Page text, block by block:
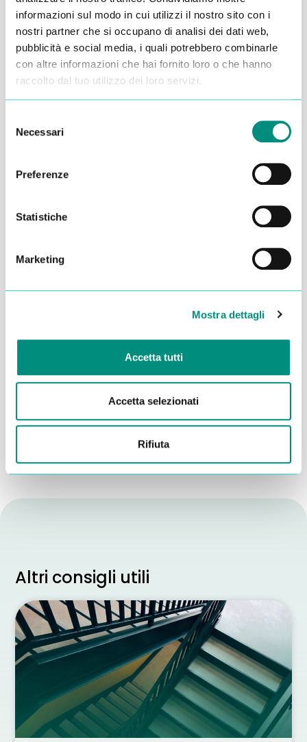
informazioni sul modo in cui utilizzi il nostro sito con i
nostri partner che si occupano di analisi dei dati web,
pubblicità e social media, i quali potrebbero combinarle
con altre informazioni che hai fornito loro o che hanno
raccolto dal tuo utilizzo dei loro servizi.
delNecessari
Preferenze
Statistiche
Marketing
Mostra dettagli
Accetta tutti
Accetta selezionati
Rifiuta
Inserisci i tuoi dati qui, ti ricontatteremo
entro 48 ore
trattamento dei miei dati per essere ricontattato
INVIA
Altri consigli utili